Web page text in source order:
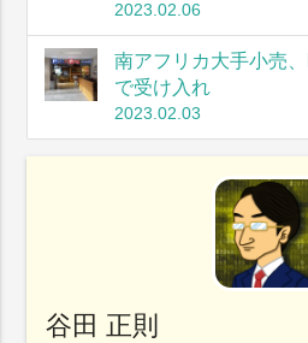
2023.02.06
南アフリカ大手小売
で受け入れ
2023.02.03
谷田 正則